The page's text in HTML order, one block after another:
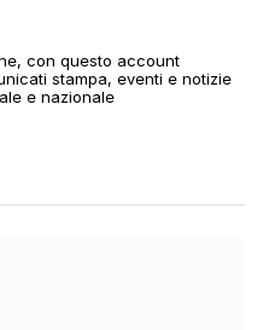
con questo account
stampa, eventi e notizie
e nazionale